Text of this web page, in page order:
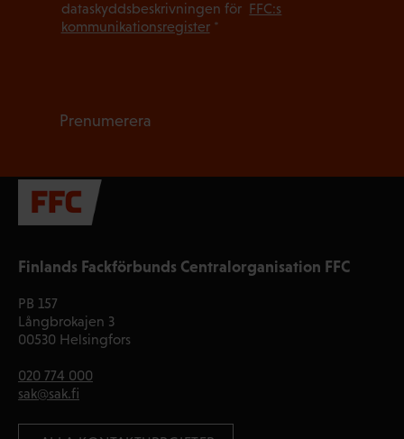
Finlands Fackförbunds Centralorganisation FFC
PB 157
Långbrokajen 3
00530 Helsingfors
020 774 000
sak@sak.fi
dataskyddsbeskrivningen för FFC:s
kommunikationsregister*
Prenumerera